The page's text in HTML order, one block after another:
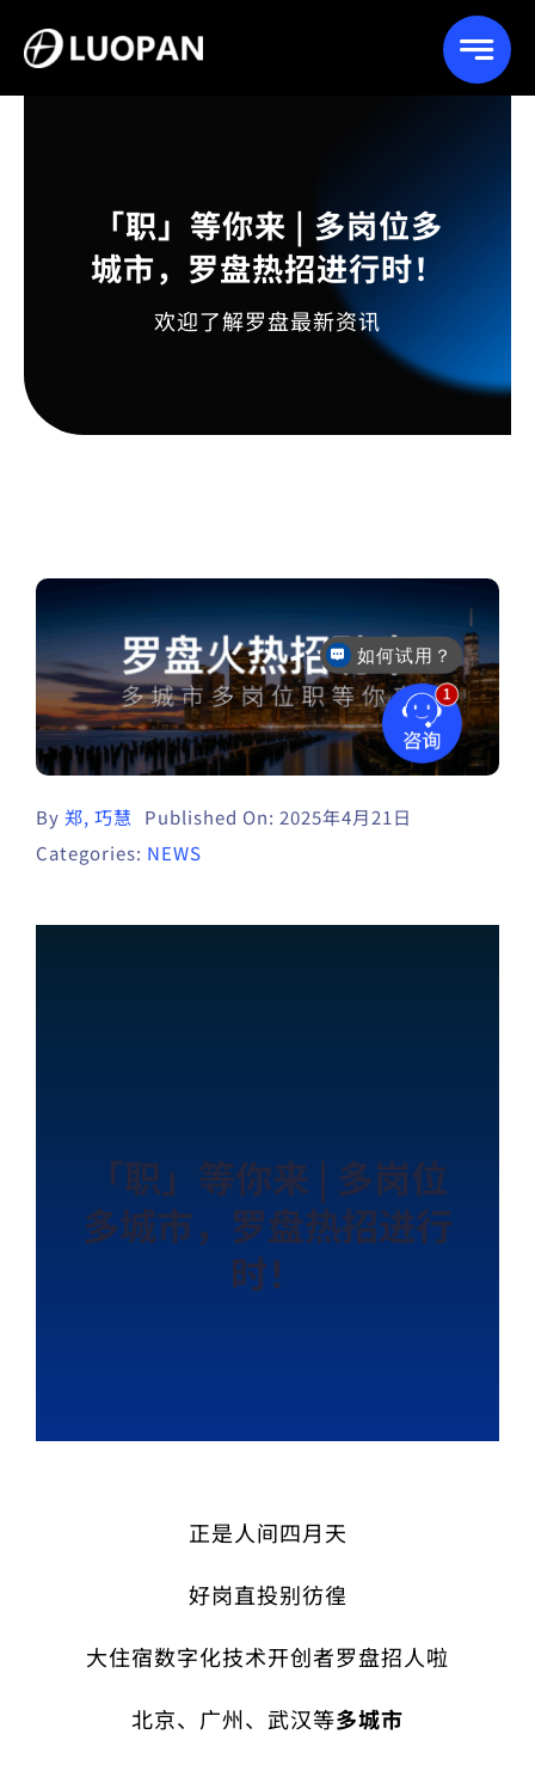
content
「职」等你来 | 多岗位多
城市，罗盘热招进行时！
欢迎了解罗盘最新资讯
By 郑, 巧慧
Published On: 2025年4月21日
Categories: NEWS
「职」等你来 | 多岗位
多城市，罗盘热招进行
时！
正是人间四月天
好岗直投别彷徨
大住宿数字化技术开创者罗盘招人啦
北京、广州、武汉等多城市
如何试用？